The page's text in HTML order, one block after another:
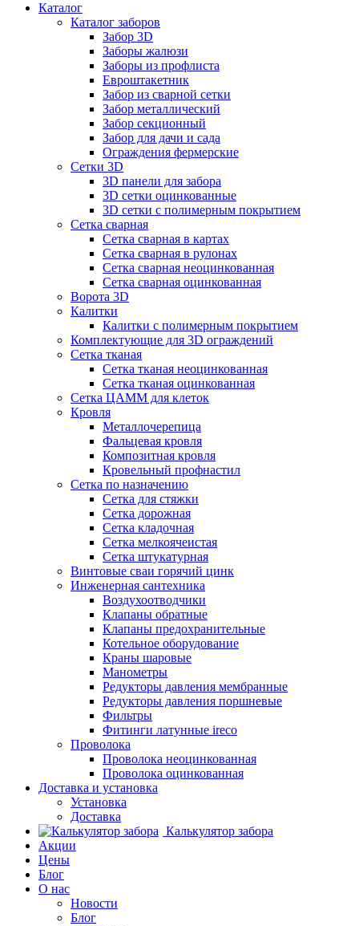
Каталог
Каталог заборов
Забор 3D
Заборы жалюзи
Заборы из профлиста
Евроштакетник
Забор из сварной сетки
Забор металлический
Забор секционный
Забор для дачи и сада
Ограждения фермерские
Сетки 3D
3D панели для забора
3D сетки оцинкованные
3D сетки с полимерным покрытием
Сетка сварная
Сетка сварная в картах
Сетка сварная в рулонах
Сетка сварная неоцинкованная
Сетка сварная оцинкованная
Ворота 3D
Калитки
Калитки с полимерным покрытием
Комплектующие для 3D ограждений
Сетка тканая
Сетка тканая неоцинкованная
Сетка тканая оцинкованная
Сетка ЦАММ для клеток
Кровля
Металлочерепица
Фальцевая кровля
Композитная кровля
Кровельный профнастил
Сетка по назначению
Сетка для стяжки
Сетка дорожная
Сетка кладочная
Сетка мелкоячеистая
Сетка штукатурная
Винтовые сваи горячий цинк
Инженерная сантехника
Воздухоотводчики
Клапаны обратные
Клапаны предохранительные
Котельное оборудование
Краны шаровые
Манометры
Редукторы давления мембранные
Редукторы давления поршневые
Фильтры
Фитинги латунные ireco
Проволока
Проволока неоцинкованная
Проволока оцинкованная
Доставка и установка
Установка
Доставка
Калькулятор забора
Акции
Цены
Блог
О нас
Новости
Блог